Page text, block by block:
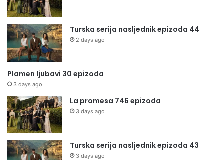
Turska serija nasljednik epizoda 44
2 days ago
Plamen ljubavi 30 epizoda
3 days ago
La promesa 746 epizoda
3 days ago
Turska serija nasljednik epizoda 43
3 days ago